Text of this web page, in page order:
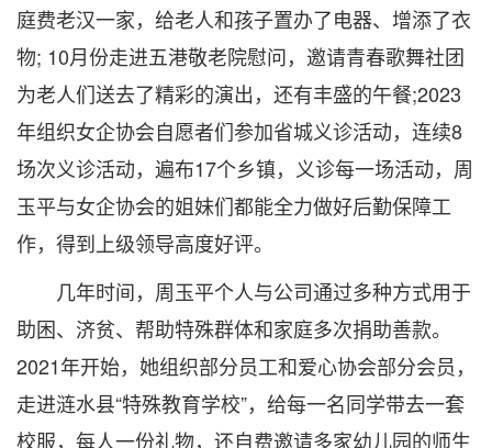
庭费老汉一家，给老人和孩子置办了电器、增添了衣
物; 10月份走进五港敬老院慰问，邀请青春歌舞社团
为老人们送去了精彩的演出，还有丰盛的午餐;2023
年组织女企协会自愿者们参加省城义诊活动，连续8
场次义诊活动，遍布17个乡镇，义诊每一场活动，周
玉平与女企协会的姐妹们都能全力做好后勤保障工
作，得到上级领导高度好评。
几年时间，周玉平个人与公司通过多种方式用于
助困、济贫、帮助特殊群体和家庭多次捐助善款。
2021年开始，她组织部分员工和爱心协会部分会员，
走进涟水县“特殊教育学校”，给每一名同学带去一套
校服，每人一份礼物，还自费邀请多家幼儿园的师生